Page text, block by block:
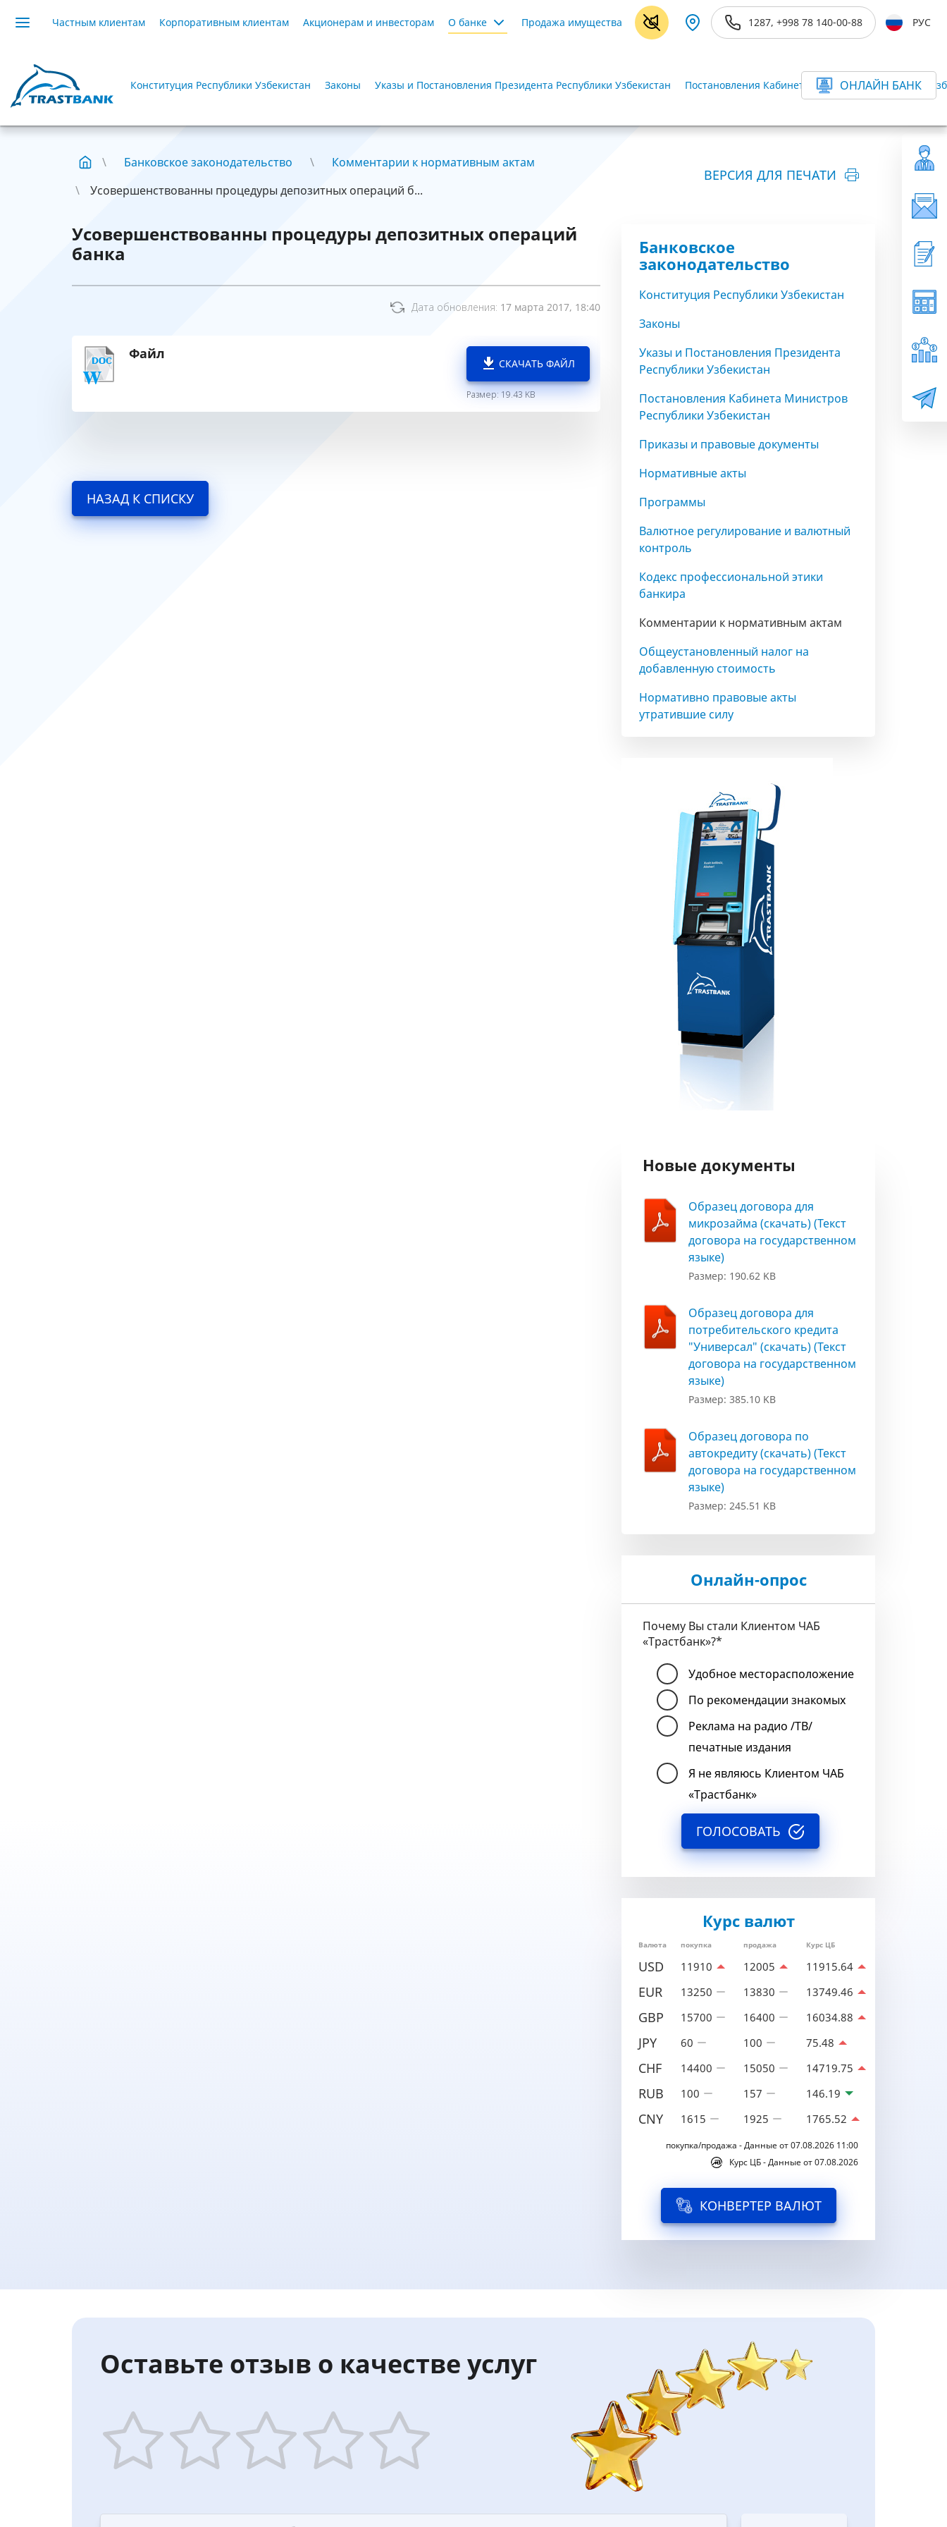
Частным клиентам Корпоративным клиентам Акционерам и инвесторам О банке Продажа имущества 1287, +998 78 140-00-88 РУС
Конституция Республики Узбекистан Законы Указы и Постановления Президента Республики Узбекистан Постановления Кабинета Министров Республики
ОНЛАЙН БАНК
Банковское законодательство
Комментарии к нормативным актам
Усовершенствованны процедуры депозитных операций б...
ВЕРСИЯ ДЛЯ ПЕЧАТИ
Усовершенствованны процедуры депозитных операций
банка
Дата обновления: 17 марта 2017, 18:40
Файл
СКАЧАТЬ ФАЙЛ
Размер: 19.43 KB
НАЗАД К СПИСКУ
Банковское
законодательство
Конституция Республики Узбекистан
Законы
Указы и Постановления Президента
Республики Узбекистан
Постановления Кабинета Министров
Республики Узбекистан
Приказы и правовые документы
Нормативные акты
Программы
Валютное регулирование и валютный
контроль
Кодекс профессиональной этики
банкира
Комментарии к нормативным актам
Общеустановленный налог на
добавленную стоимость
Нормативно правовые акты
утратившие силу
Новые документы
Образец договора для
микрозайма (скачать) (Текст
договора на государственном
языке)
Размер: 190.62 KB
Образец договора для
потребительского кредита
"Универсал" (скачать) (Текст
договора на государственном
языке)
Размер: 385.10 KB
Образец договора по
автокредиту (скачать) (Текст
договора на государственном
языке)
Размер: 245.51 KB
Онлайн-опрос
Почему Вы стали Клиентом ЧАБ
«Трастбанк»?*
Удобное месторасположение
По рекомендации знакомых
Реклама на радио /ТВ/
печатные издания
Я не являюсь Клиентом ЧАБ
«Трастбанк»
ГОЛОСОВАТЬ
Курс валют
Валюта покупка продажа Курс ЦБ
USD 11910 12005 11915.64
EUR 13250 13830 13749.46
GBP 15700 16400 16034.88
JPY 60 100 75.48
CHF 14400 15050 14719.75
RUB 100 157 146.19
CNY 1615 1925 1765.52
покупка/продажа - Данные от 07.08.2026 11:00
Курс ЦБ - Данные от 07.08.2026
КОНВЕРТЕР ВАЛЮТ
Оставьте отзыв о качестве услуг